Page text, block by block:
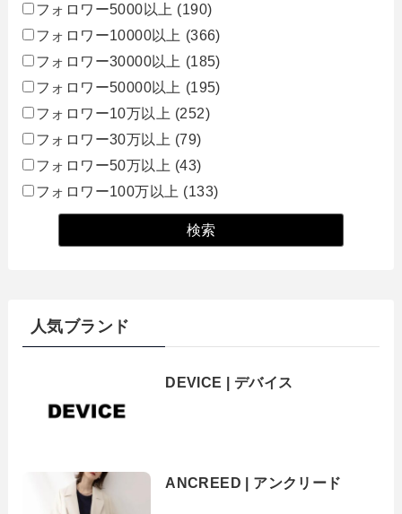
フォロワー5000以上 (190)
フォロワー10000以上 (366)
フォロワー30000以上 (185)
フォロワー50000以上 (195)
フォロワー10万以上 (252)
フォロワー30万以上 (79)
フォロワー50万以上 (43)
フォロワー100万以上 (133)
人気ブランド
DEVICE | デバイス
ANCREED | アンクリード